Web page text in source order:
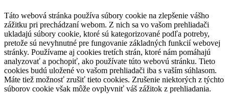
Táto webová stránka používa súbory cookie na zlepšenie vášho
zážitku pri prechádzaní webom. Z nich sa vo vašom prehliadači
ukladajú súbory cookie, ktoré sú kategorizované podľa potreby,
pretože sú nevyhnutné pre fungovanie základných funkcií webovej
stránky. Používame aj cookies tretích strán, ktoré nám pomáhajú
analyzovať a pochopiť, ako používate túto webovú stránku. Tieto
cookies budú uložené vo vašom prehliadači iba s vaším súhlasom.
Máte tiež možnosť zrušiť tieto cookies. Zrušenie niektorých z týchto
súborov cookie však môže ovplyvniť váš zážitok z prehliadania.